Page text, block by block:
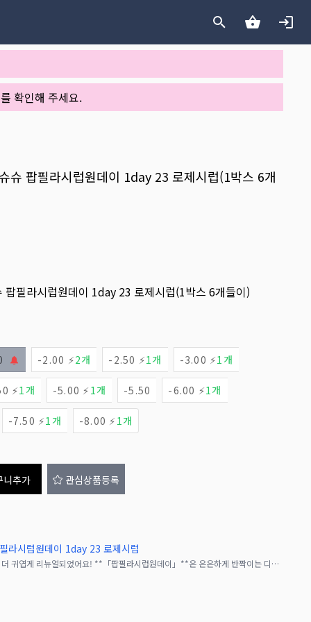
확인해 주세요.
슈 팝필라시럽원데이 1day 23 로제시럽(1박스 6개
필라시럽원데이 1day 23 로제시럽(1박스 6개들이)
-2.00 ⚡2개 -2.50 ⚡1개 -3.00 ⚡1개
⚡1개 -5.00 ⚡ 1개 -5.50 -6.00 ⚡1개
-7.50 ⚡1개 -8.00 ⚡ 1개
니추가 관심상품등록
시럽원데이 1day 23 로제시럽
완전 귀엽고 완전 달콤한 원데이 컬러렌즈가 더 귀엽게 리뉴얼되었어요! **「팝필라시럽원데이」**은 은은하게 반짝이는 디자인 &times; 젤리처럼 탱탱한 고발색 컬러 &times;